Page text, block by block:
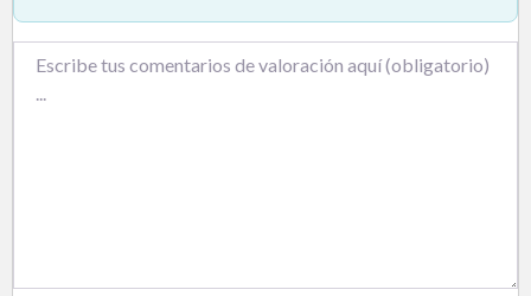
Texto de la reseña